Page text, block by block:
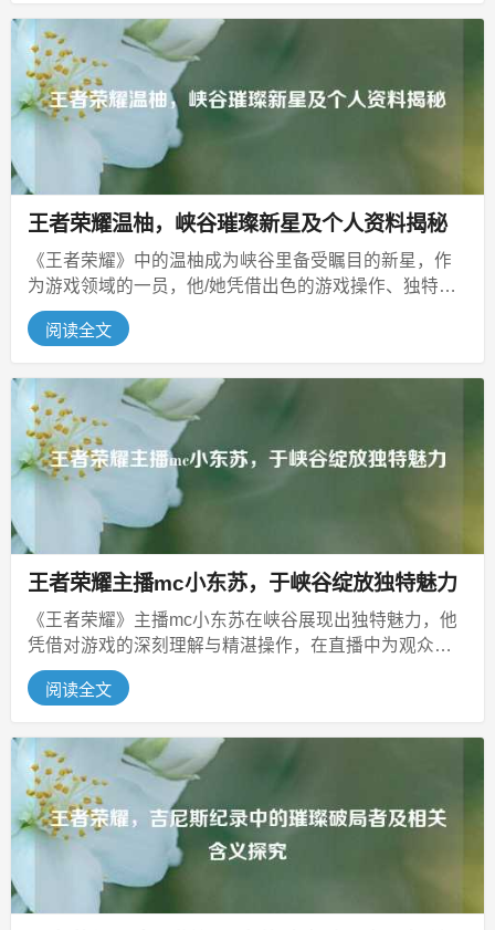
王者荣耀温柚，峡谷璀璨新星及个人资料揭秘
《王者荣耀》中的温柚成为峡谷里备受瞩目的新星，作
为游戏领域的一员，他/她凭借出色的游戏操作、独特的
游戏理解以及富有感染力的直播风...
阅读全文
王者荣耀主播mc小东苏，于峡谷绽放独特魅力
《王者荣耀》主播mc小东苏在峡谷展现出独特魅力，他
凭借对游戏的深刻理解与精湛操作，在直播中为观众带
来精彩对局解说与技巧分享，其幽...
阅读全文